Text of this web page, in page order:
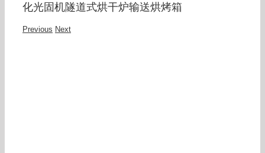
化光固机隧道式烘干炉输送烘烤箱
Previous Next